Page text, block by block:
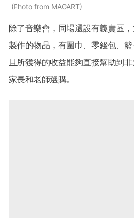
Photo from MAGART
除了音樂會，同場還設有義賣區
製作的物品，有圍巾、零錢包、
且所獲得的收益能夠直接幫助到
家長和老師選購。